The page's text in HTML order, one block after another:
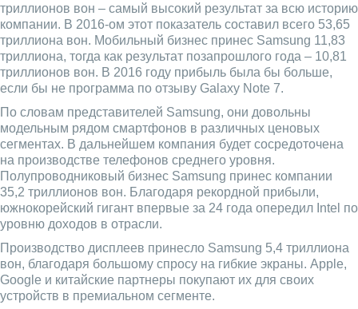
триллионов вон – самый высокий результат за всю историю
компании. В 2016-ом этот показатель составил всего 53,65
триллиона вон. Мобильный бизнес принес Samsung 11,83
триллиона, тогда как результат позапрошлого года – 10,81
триллионов вон. В 2016 году прибыль была бы больше,
если бы не программа по отзыву Galaxy Note 7.
По словам представителей Samsung, они довольны
модельным рядом смартфонов в различных ценовых
сегментах. В дальнейшем компания будет сосредоточена
на производстве телефонов среднего уровня.
Полупроводниковый бизнес Samsung принес компании
35,2 триллионов вон. Благодаря рекордной прибыли,
южнокорейский гигант впервые за 24 года опередил Intel по
уровню доходов в отрасли.
Производство дисплеев принесло Samsung 5,4 триллиона
вон, благодаря большому спросу на гибкие экраны. Apple,
Google и китайские партнеры покупают их для своих
устройств в премиальном сегменте.